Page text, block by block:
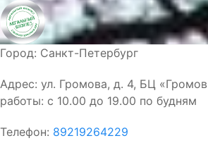
Город: Санкт-Петербург
Адрес: ул. Громова, д. 4, БЦ
работы: с 10.00 до 19.00 по будням
Телефон: 89219264229